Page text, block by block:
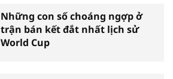
Những con số choáng ngợp ở
trận bán kết đắt nhất lịch sử
World Cup